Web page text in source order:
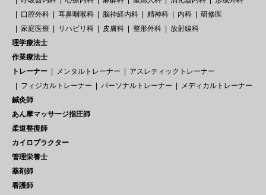
口腔外科
耳鼻咽喉科 脳神経内科 精神科 内科
研修医
家庭医療
リハビリ科 皮膚科 整形外科
放射線科
理学療法士
作業療法士
トレーナー
メンタルトレーナー
アスレティックトレーナー
フィジカルトレーナー
パーソナルトレーナー
メディカルトレーナー
鍼灸師
あん摩マッサージ指圧師
柔道整復師
カイロプラクター
管理栄養士
薬剤師
看護師